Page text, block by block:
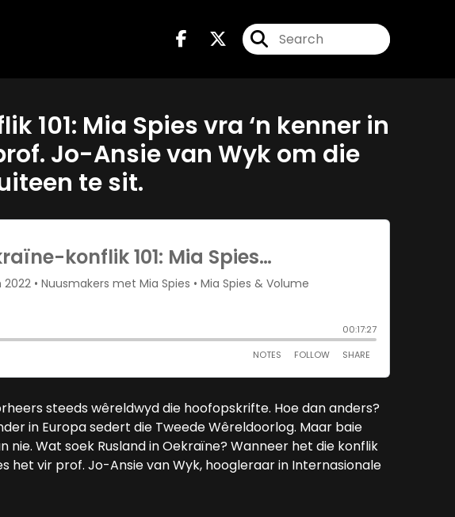
101: Mia Spies vra ‘n kenner in
Jo-Ansie van Wyk om die
te sit.
steeds wêreldwyd die hoofopskrifte. Hoe dan anders?
in Europa sedert die Tweede Wêreldoorlog. Maar baie
Wat soek Rusland in Oekraïne? Wanneer het die konflik
het vir prof. Jo-Ansie van Wyk, hoogleraar in Internasionale